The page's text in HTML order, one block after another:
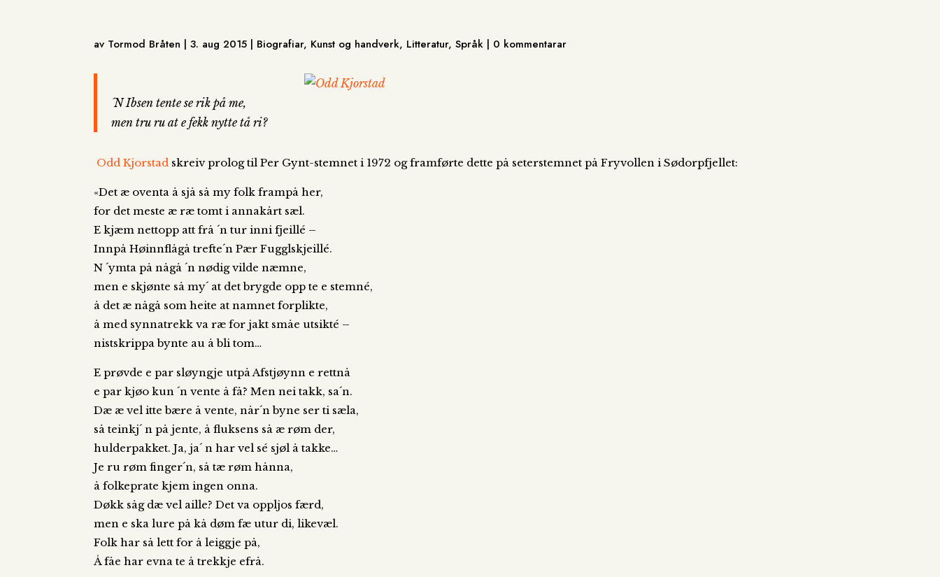
av Tormod Bråten | 3. aug 2015 | Biografiar, Kunst og handverk, Litteratur, Språk | 0 kommentarar
´N Ibsen tente se rik på me,
men tru ru at e fekk nytte tå ri?
Odd Kjorstad skreiv prolog til Per Gynt-stemnet i 1972 og framførte dette på seterstemnet på Fryvollen i Sødorpfjellet:
«Det æ oventa å sjå så my folk frampå her,
for det meste æ ræ tomt i annakårt sæl.
E kjæm nettopp att frå ´n tur inni fjeillé –
Innpå Høinnflågå trefte´n Pær Fugglskjeillé.
N ´ymta på någå ´n nødig vilde næmne,
men e skjønte så my´ at det brygde opp te e stemné,
å det æ någå som heite at namnet forplikte,
å med synnatrekk va ræ for jakt småe utsikté –
nistskrippa bynte au å bli tom…
E prøvde e par sløyngje utpå Afstjøynn e rettnå
e par kjøo kun ´n vente å få? Men nei takk, sa´n.
Dæ æ vel itte bære å vente, når´n byne ser ti sæla,
så teinkj´ n på jente, å fluksens så æ røm der,
hulderpakket. Ja, ja´ n har vel sé sjøl å takke…
Je ru røm finger´n, så tæ røm hånna,
å folkeprate kjem ingen onna.
Døkk såg dæ vel aille? Det va oppljos færd,
men e ska lure på kå døm fæ utur di, likevæl.
Folk har så lett for å leiggje på,
Å fåe har evna te å trekkje efrå.